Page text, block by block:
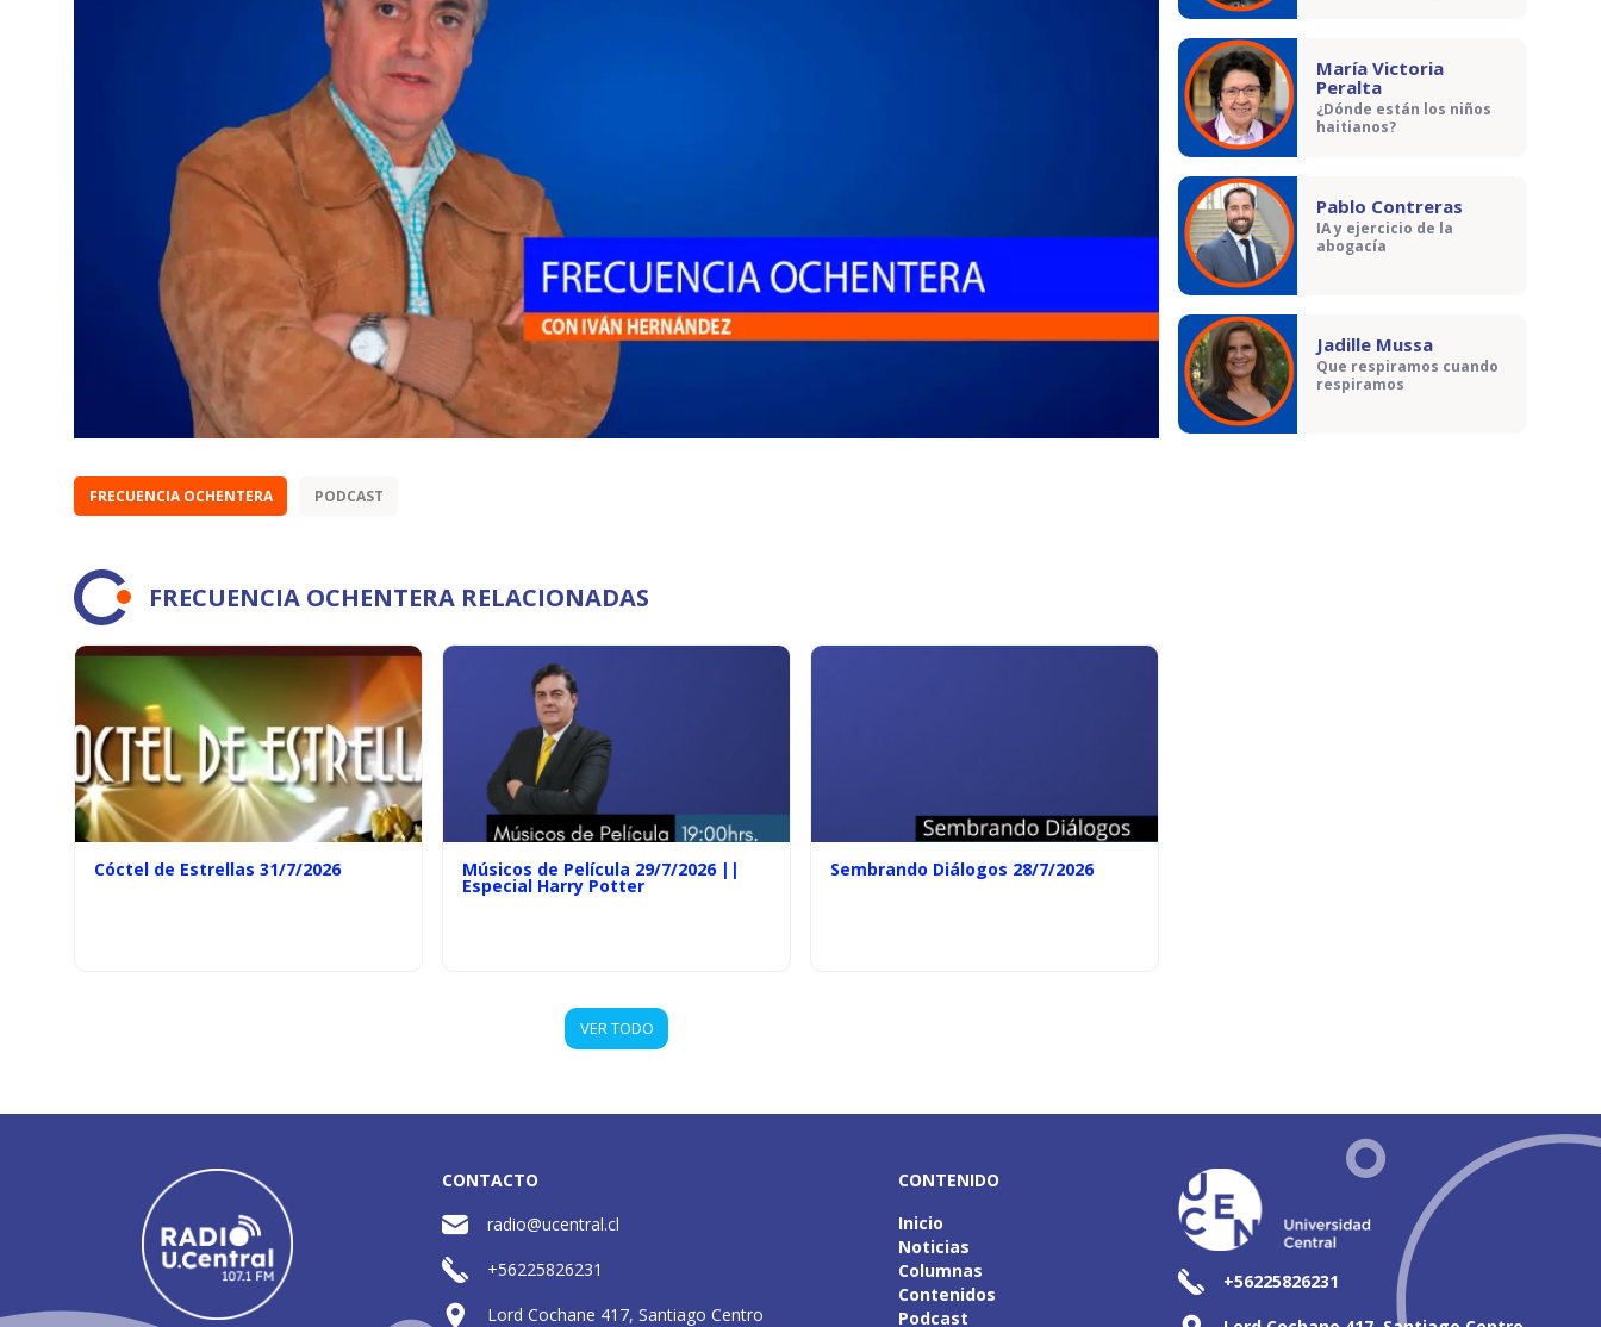
FRECUENCIA OCHENTERA PODCAST
FRECUENCIA OCHENTERA RELACIONADAS
Cóctel de Estrellas 31/7/2026 Músicos de Película 29/7/2026 ||
Especial Harry Potter
Sembrando Diálogos 28/7/2026
VER TODO
María Victoria
Peralta
¿Dónde están los niños
haitianos?
Pablo Contreras
IA y ejercicio de la
abogacía
Jadille Mussa
Que respiramos cuando
respiramos
CONTACTO
radio@ucentral.cl
+56225826231
Lord Cochane 417, Santiago Centro
CONTENIDO
Inicio
Noticias
Columnas
Contenidos
Podcast
+56225826231